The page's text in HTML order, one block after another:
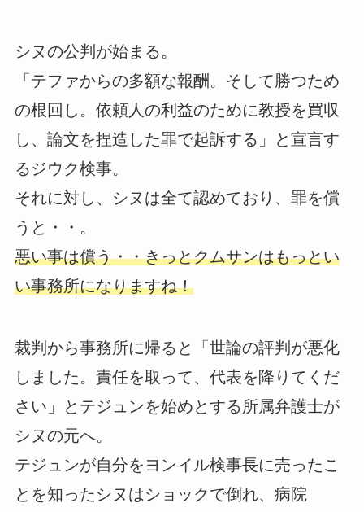
シヌの公判が始まる。
「テファからの多額な報酬。そして勝つため
の根回し。依頼人の利益のために教授を買収
し、論文を捏造した罪で起訴する」と宣言す
るジウク検事。
それに対し、シヌは全て認めており、罪を償
うと・・。
悪い事は償う・・きっとクムサンはもっとい
い事務所になりますね！
裁判から事務所に帰ると「世論の評判が悪化
しました。責任を取って、代表を降りてくだ
さい」とテジュンを始めとする所属弁護士が
シヌの元へ。
テジュンが自分をヨンイル検事長に売ったこ
とを知ったシヌはショックで倒れ、病院